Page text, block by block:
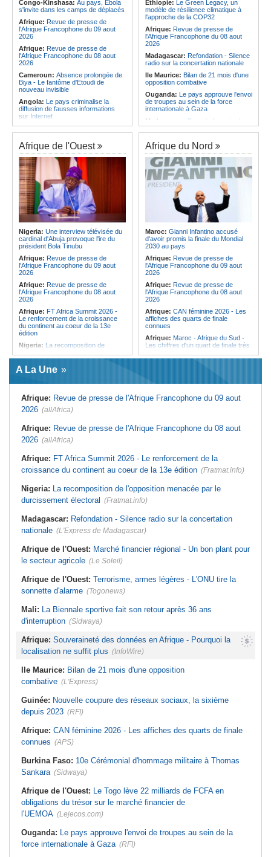
« La finale de 2022, on l'utilise
comme une expérience pour aller de
l'avant »
Afrique:
Les statistiques clés avant
d'Ivoire et l'Algérie
Angola:Le Wiliete échoue en demi-
finales du championnat national
féminin
Congo-Kinshasa: Au pays, Ebola
s'invite dans les camps de déplacés
Afrique: Revue de presse de
l'Afrique Francophone du 09 aout
2026
Afrique: Revue de presse de
l'Afrique Francophone du 08 aout
2026
Cameroun: Absence prolongée de
Biya - Le fantôme d'Etoudi de
nouveau invisible
Angola: Le pays criminalise la
diffusion de fausses informations
sur Internet
Congo-Brazzaville:Concours de
musique 'Talents +' - La liste des
participants publiée
Congo-Brazzaville:Coupe du
Congo de football - JST, Inter, Cara
et V Club qualifiés pour les demi-
finales
Congo-Brazzaville: Lutte contre la
corruption - Les parlementaires
sensibilisés
Congo-Brazzaville:Santé publique
- Ollombo réceptionne son hôpital de
référence
Congo-Brazzaville:Lutte contre
les épidémies - Les employés de la
maison de retraite Kambissi en
formation
Ethiopie: Le Green Legacy, un
modèle de résilience climatique à
l'approche de la COP32
Afrique: Revue de presse de
l'Afrique Francophone du 08 aout
2026
Madagascar: Refondation - Silence
radio sur la concertation nationale
Ile Maurice: Bilan de 21 mois d'une
opposition combative
Ouganda: Le pays approuve l'envoi
de troupes au sein de la force
internationale à Gaza
Madagascar: Bras de fer entre le
pays et le FMI autour du déblocage
de plus de 180 millions de dollars
Ile Maurice: 24 bénéficiaires pour
les bourses additionnelles sur
critères sociaux
Afrique de l'Est: « La dépendance
de l'Égypte vis-à-vis du régime
érythréen aggrave l'instabilité dans
la région de la Corne de l'Afrique »,
selon le RSADO
Le peuple oromo s'est
historiquement opposé à des
systèmes administratifs défaillants
Ethiopie:« Le renforcement des
capacités de l'armée de l'air
éthiopienne consolide la dissuasion
nationale », déclare le commandant
en second
Afrique de l'Ouest
Nigeria: Une interview télévisée du
cardinal d'Abuja provoque l'ire du
président Bola Tinubu
Afrique: Revue de presse de
l'Afrique Francophone du 09 aout
2026
Afrique: Revue de presse de
l'Afrique Francophone du 08 aout
2026
Afrique: FT Africa Summit 2026 -
Le renforcement de la croissance
du continent au coeur de la 13e
édition
Nigeria: La recomposition de
durcissement électoral
Afrique de l'Ouest:
pour le secteur agricole
Afrique de l'Ouest:Terrorisme,
armes légères - L'ONU tire la
sonnette d'alarme
Mali:
La Biennale sportive fait son
retour après 36 ans d'interruption
Guinée:Nouvelle coupure des
2023
Burkina Faso:10e Cérémonial
Sankara
Afrique du Nord
Maroc: Gianni Infantino accusé
d'avoir promis la finale du Mondial
2030 au pays
Afrique: Revue de presse de
l'Afrique Francophone du 09 aout
2026
Afrique: Revue de presse de
l'Afrique Francophone du 08 aout
2026
Afrique: CAN féminine 2026 - Les
affiches des quarts de finale
connues
Afrique: Maroc - Afrique du Sud -
Les chiffres d'un quart de finale très
l'avant »
Afrique:Les statistiques clés avant
Afrique:
Le Maroc et l'Afrique du
Sud se retrouvent quatre ans après
duel de contrastes
Afrique: AfroBasket U18 - Le
quart
A La Une
Afrique: Revue de presse de l'Afrique Francophone du 09 aout
2026 (allAfrica)
Afrique: Revue de presse de l'Afrique Francophone du 08 aout
2026 (allAfrica)
Afrique: FT Africa Summit 2026 - Le renforcement de la
croissance du continent au coeur de la 13e édition (Fratmat.info)
Nigeria: La recomposition de l'opposition menacée par le
durcissement électoral (Fratmat.info)
Madagascar: Refondation - Silence radio sur la concertation
nationale (L'Express de Madagascar)
Afrique de l'Ouest: Marché financier régional - Un bon plant pour
le secteur agricole (Le Soleil)
Afrique de l'Ouest: Terrorisme, armes légères - L'ONU tire la
sonnette d'alarme (Togonews)
Mali: La Biennale sportive fait son retour après 36 ans
d'interruption (Sidwaya)
Afrique: Souveraineté des données en Afrique - Pourquoi la
localisation ne suffit plus (InfoWire)
Ile Maurice: Bilan de 21 mois d'une opposition
combative (L'Express)
Guinée: Nouvelle coupure des réseaux sociaux, la sixième
depuis 2023 (RFI)
Afrique: CAN féminine 2026 - Les affiches des quarts de finale
connues (APS)
Burkina Faso: 10e Cérémonial d'hommage militaire à Thomas
Sankara (Sidwaya)
Afrique de l'Ouest: Le Togo lève 22 milliards de FCFA en
obligations du trésor sur le marché financier de
l'UEMOA (Lejecos.com)
Ouganda: Le pays approuve l'envoi de troupes au sein de la
force internationale à Gaza (RFI)